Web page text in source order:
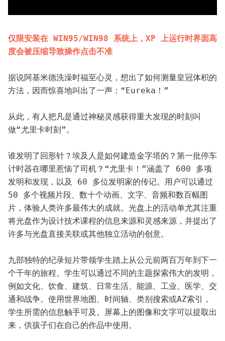
仅限安装在 WIN95/WIN98 系统上，XP 上运行时界面高
度会被压缩导致操作点击不准
据说阿基米德洗澡时福至心灵，想出了如何测量皇冠体积的
方法，因而惊喜地叫出了一声：“Eureka！”
从此，有人把凡是通过神秘灵感获得重大发现的时刻叫
做“尤里卡时刻”。
谁发明了回形针？埃及人是如何建造金字塔的？第一批停车
计时器在哪里惹恼了司机？“尤里卡！”涵盖了 600 多项
发明和发现，以及 60 多位发明家的传记。用户可以通过
50 多个视频片段、数十个动画、文字、音频和数百幅图
片，体验人类许多最伟大的成就。光盘上的活动单尤其注重
将光盘作为设计技术课程的信息来源和灵感来源，并提出了
许多与光盘直接关联或其他独立活动的创意。
九部独特的纪录短片带领学生踏上从公元前两百万年到下一
个千年的旅程。学生可以通过不同的主题探索伟大的发明，
例如文化、饮食、建筑、日常生活、能源、工业、医学、交
通和战争。使用世界地图、时间轴、类别搜索或AZ索引，
学生所需的信息触手可及。屏幕上的图像和文字可以提取出
来，供孩子们在自己的作品中使用。